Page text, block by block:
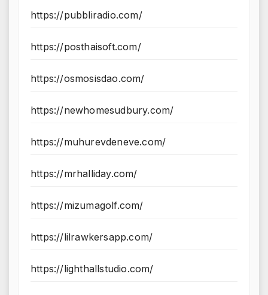
https://pubbliradio.com/
https://posthaisoft.com/
https://osmosisdao.com/
https://newhomesudbury.com/
https://muhurevdeneve.com/
https://mrhalliday.com/
https://mizumagolf.com/
https://lilrawkersapp.com/
https://lighthallstudio.com/